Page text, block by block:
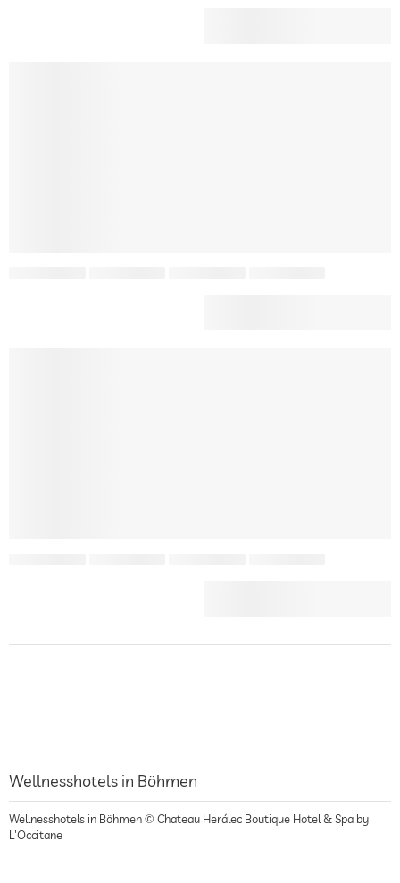
Wellnesshotels in Böhmen
Wellnesshotels in Böhmen © Chateau Herálec Boutique Hotel & Spa by
L'Occitane